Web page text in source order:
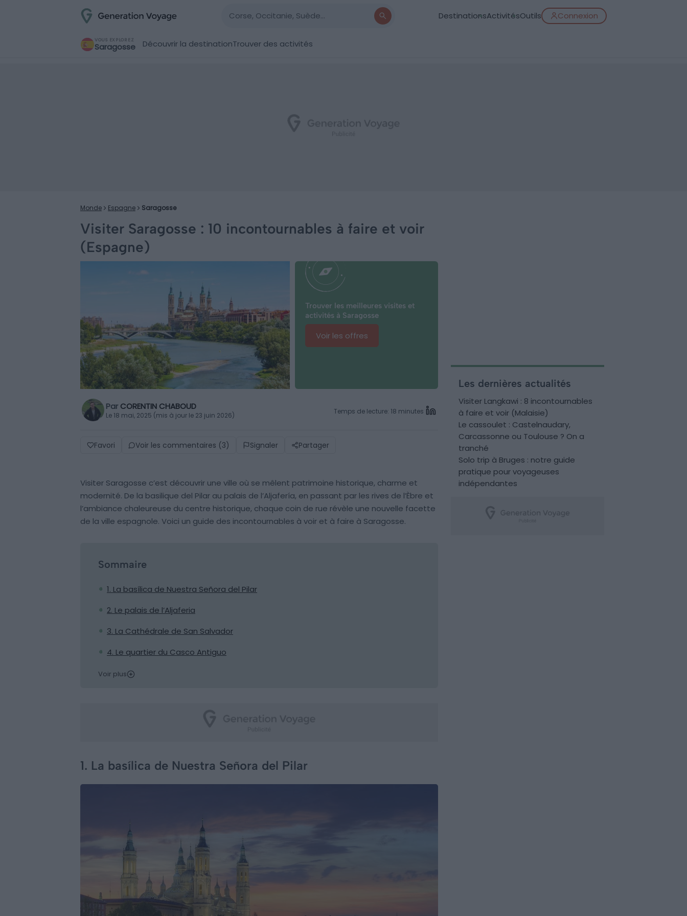
DestinationsActivitésOutils Connexion
VOUS EXPLOREZ
Saragosse Découvrir la destinationTrouver des activités
Monde Espagne Saragosse
Visiter Saragosse : 10 incontournables à faire et voir
(Espagne)
Trouver les meilleures visites et
activités à Saragosse
Voir les offres
Par CORENTIN CHABOUD
Le 18 mai, 2025 (mis à jour le 23 juin 2026) Temps de lecture: 18 minutes
Favori Voir les commentaires (3) Signaler Partager
Visiter Saragosse c’est découvrir une ville où se mêlent patrimoine historique, charme et
modernité. De la basilique del Pilar au palais de l’Aljafería, en passant par les rives de l’Èbre et
l’ambiance chaleureuse du centre historique, chaque coin de rue révèle une nouvelle facette
de la ville espagnole. Voici un guide des incontournables à voir et à faire à Saragosse.
Sommaire
1. La basílica de Nuestra Señora del Pilar
2. Le palais de l’Aljaferia
3. La Cathédrale de San Salvador
4. Le quartier du Casco Antiguo
Voir plus
1. La basílica de Nuestra Señora del Pilar
Les dernières actualités
Visiter Langkawi : 8 incontournables
à faire et voir (Malaisie)
Le cassoulet : Castelnaudary,
Carcassonne ou Toulouse ? On a
tranché
Solo trip à Bruges : notre guide
pratique pour voyageuses
indépendantes